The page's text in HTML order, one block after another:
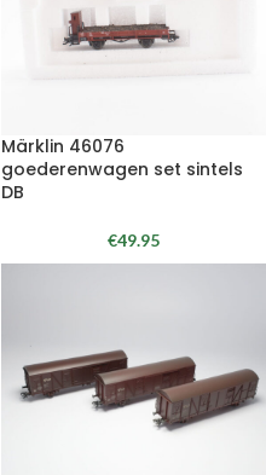
Märklin 46076
goederenwagen set sintels
DB
€49.95